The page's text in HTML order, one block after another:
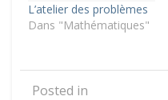
L’atelier des problèmes
Dans "Mathématiques"
Posted in